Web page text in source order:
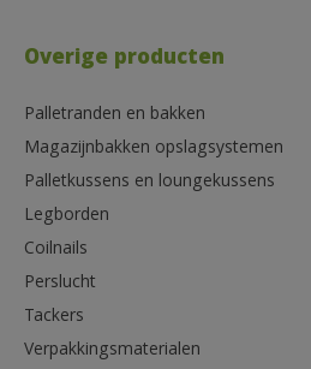
Overige producten
Palletranden en bakken
Magazijnbakken opslagsystemen
Palletkussens en loungekussens
Legborden
Coilnails
Perslucht
Tackers
Verpakkingsmaterialen